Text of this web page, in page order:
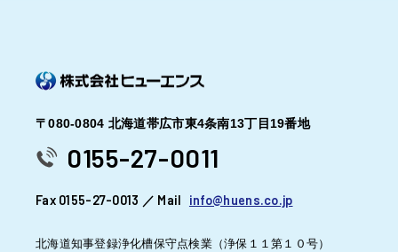
〒080-0804 北海道帯広市東4条南13丁目19番地
0155-27-0011
Fax 0155-27-0013 ／ Mail info@huens.co.jp
北海道知事登録浄化槽保守点検業（浄保１１第１０号）